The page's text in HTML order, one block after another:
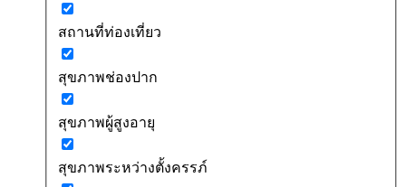
สถานที่ท่องเที่ยว
สุขภาพช่องปาก
สุขภาพผู้สูงอายุ
สุขภาพระหว่างตั้งครรภ์